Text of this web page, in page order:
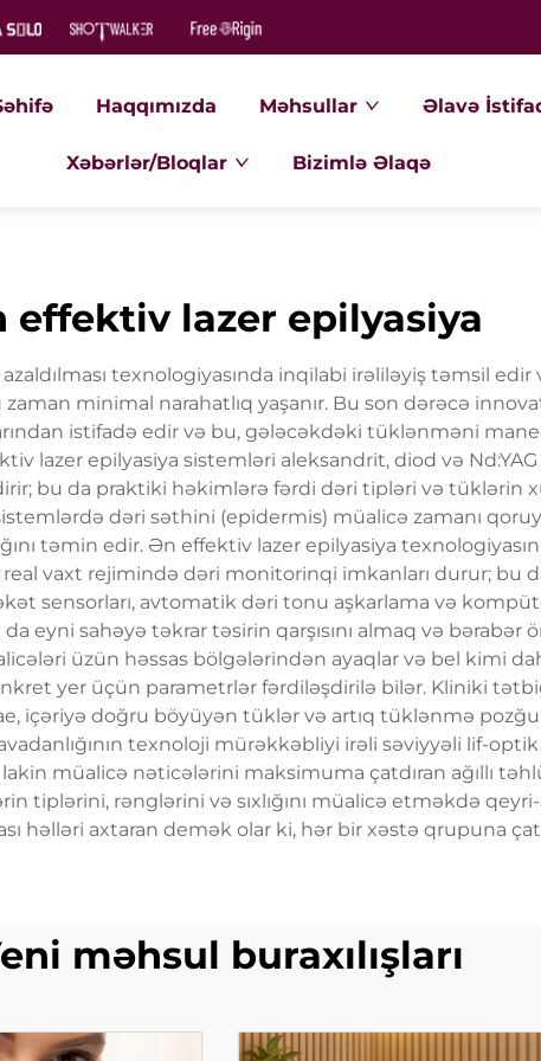
Haqqımızda Məhsullar Əlavə
Xəbərlər/Bloqlar Bizimlə Əlaqə
effektiv lazer epilyasiya
texnologiyasında inqilabi irəliləyiş təmsil
minimal narahatlıq yaşanır. Bu son dərəcə
istifadə edir və bu, gələcəkdəki tüklənməni
lazer epilyasiya sistemləri aleksandrit, diod və
bu da praktiki həkimlərə fərdi dəri tipləri və tüklərin
dəri səthini (epidermis) müalicə zamanı
təmin edir. Ən effektiv lazer epilyasiya
vaxt rejimində dəri monitorinqi imkanları durur; bu
sensorları, avtomatik dəri tonu aşkarlama və
eyni sahəyə təkrar təsirin qarşısını almaq və bərabər
üzün həssas bölgələrindən ayaqlar və bel kimi
yer üçün parametrlər fərdiləşdirilə bilər. Kliniki
içəriyə doğru böyüyən tüklər və artıq tüklənmə
texnoloji mürəkkəbliyi irəli səviyyəli lif-
müalicə nəticələrini maksimuma çatdıran ağıllı
rənglərini və sıxlığını müalicə etməkdə
həlləri axtaran demək olar ki, hər bir xəstə qrupuna
məhsul buraxılışları